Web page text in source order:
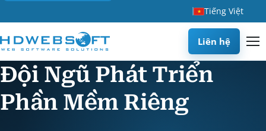
Tiếng Việt
Liên hệ
Đội Ngũ Phát Triển
Phần Mềm Riêng